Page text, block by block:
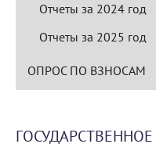
Отчеты за 2024 год
Отчеты за 2025 год
ОПРОС ПО ВЗНОСАМ